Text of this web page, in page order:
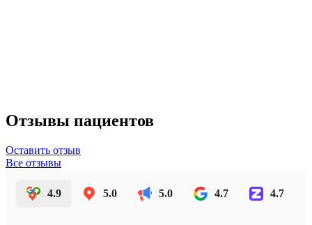
Отзывы пациентов
Оставить отзыв
Все отзывы
4.9 5.0 5.0 4.7 4.7